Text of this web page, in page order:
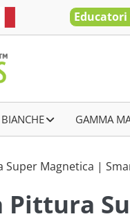
Educatori
– GAMMA
Super Magnetica |
Pittura